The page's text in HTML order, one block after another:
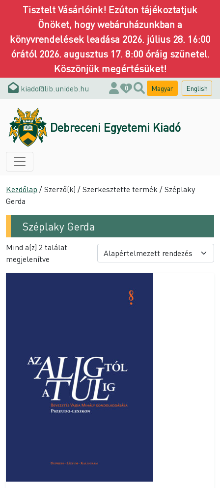
Tisztelt Vásárlóink! Ezúton tájékoztatjuk
Önöket, hogy webáruházunkban a
könyvrendelések leadása 2026. július 28. 16:00
órától 2026. augusztus 17. 8:00 óráig szünetel.
Köszönjük megértésüket!
kiado@lib.unideb.hu 0 Magyar English
Debreceni Egyetemi Kiadó
Kezdőlap / Szerző(k) / Szerkesztette termék / Széplaky
Gerda
Széplaky Gerda
Mind a(z) 2 találat
megjelenítve